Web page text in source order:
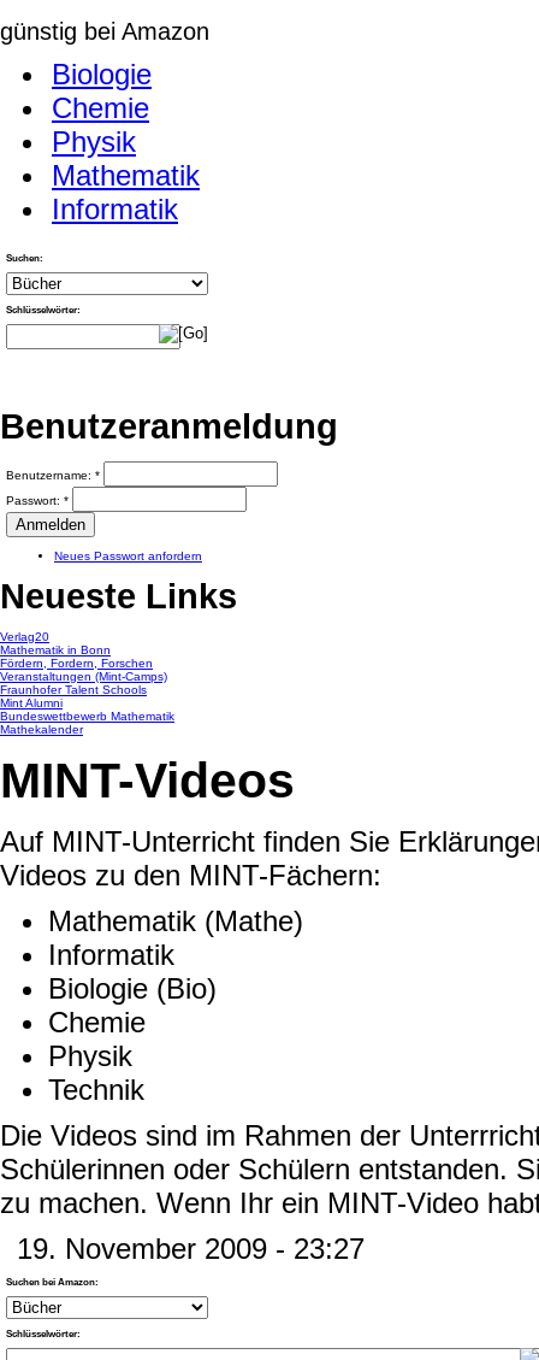
günstig bei Amazon
Biologie
Chemie
Physik
Mathematik
Informatik
Suchen:
Schlüsselwörter:
Benutzeranmeldung
Benutzername: *
Passwort: *
Neues Passwort anfordern
Neueste Links
Verlag20
Mathematik in Bonn
Fördern, Fordern, Forschen
Veranstaltungen (Mint-Camps)
Fraunhofer Talent Schools
Mint Alumni
Bundeswettbewerb Mathematik
Mathekalender
MINT-Videos
Auf MINT-Unterricht finden Sie
Videos zu den MINT-Fächern:
Mathematik (Mathe)
Informatik
Biologie (Bio)
Chemie
Physik
Technik
Die Videos sind im Rahmen der
Schülerinnen oder Schülern entstanden.
zu machen. Wenn Ihr ein MINT-Video
19. November 2009 - 23:27
Suchen bei Amazon:
Schlüsselwörter: